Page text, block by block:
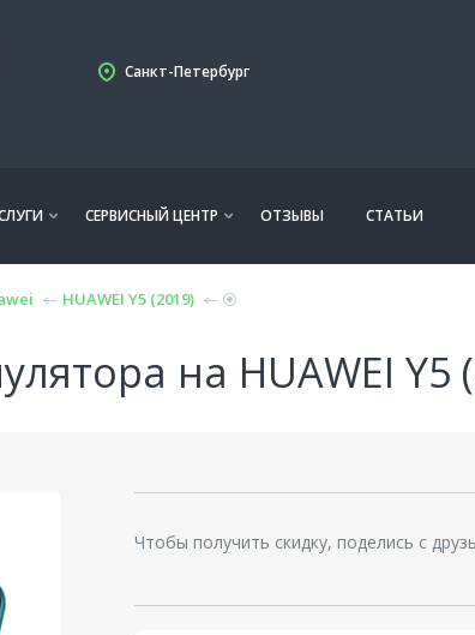
Санкт-Петербург
СЕРВИСНЫЙ ЦЕНТР ОТЗЫВЫ СТАТЬИ
HUAWEI Y5 (2019)
на HUAWEI Y5
Чтобы получить скидку, поделись с